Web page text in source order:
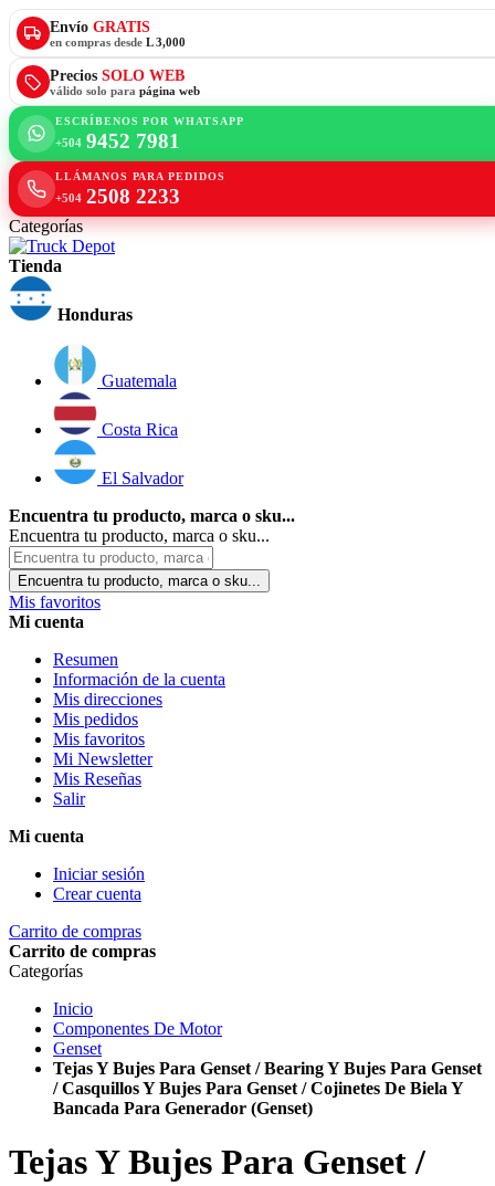
Envío GRATIS
en compras desde L 3,000
Precios SOLO WEB
válido solo para página web
ESCRÍBENOS POR WHATSAPP
+504 9452 7981
LLÁMANOS PARA PEDIDOS
+504 2508 2233
Categorías
Tienda
Honduras
Guatemala
Costa Rica
El Salvador
Encuentra tu producto, marca o sku...
Encuentra tu producto, marca o sku...
Encuentra tu producto, marca o sku...
Mis favoritos
Mi cuenta
Resumen
Información de la cuenta
Mis direcciones
Mis pedidos
Mis favoritos
Mi Newsletter
Mis Reseñas
Salir
Mi cuenta
Iniciar sesión
Crear cuenta
Carrito de compras
Carrito de compras
Categorías
Inicio
Componentes De Motor
Genset
Tejas Y Bujes Para Genset / Bearing Y Bujes Para Genset
/ Casquillos Y Bujes Para Genset / Cojinetes De Biela Y
Bancada Para Generador (Genset)
Tejas Y Bujes Para Genset /